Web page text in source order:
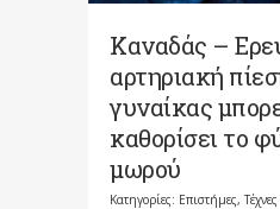
Καναδάς –
αρτηριακή
γυναίκας
καθορίσει το
μωρού
Κατηγορίες: Επιστήμες,